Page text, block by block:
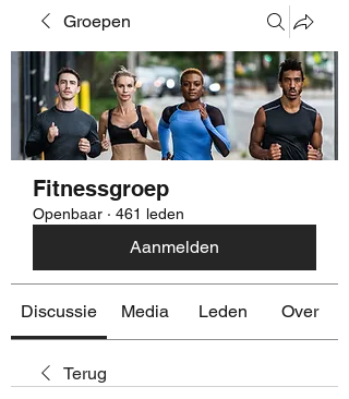
Groepen
Fitnessgroep
Openbaar · 461 leden
Aanmelden
Discussie Media Leden Over
Terug